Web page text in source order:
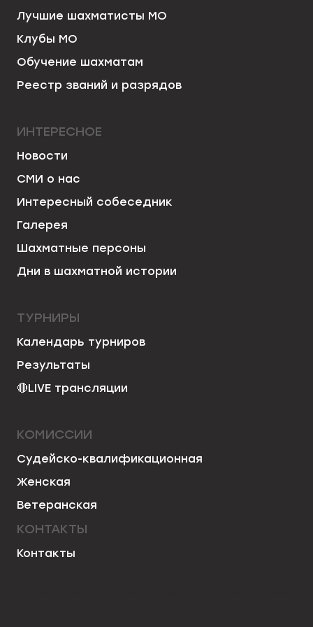
Лучшие шахматисты МО
Клубы МО
Обучение шахматам
Реестр званий и разрядов
ИНТЕРЕСНОЕ
Новости
СМИ о нас
Интересный собеседник
Галерея
Шахматные персоны
Дни в шахматной истории
ТУРНИРЫ
Календарь турниров
Результаты
🔴LIVE трансляции
КОМИССИИ
Судейско-квалификационная
Женская
Ветеранская
КОНТАКТЫ
Контакты